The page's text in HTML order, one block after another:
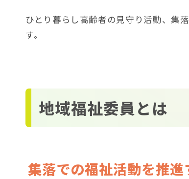
ひとり暮らし高齢者の見守り活動、集
す。
地域福祉委員とは
集落での福祉活動を推